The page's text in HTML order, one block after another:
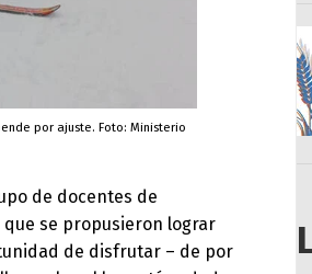
por ajuste. Foto: Ministerio
de docentes de
que se propusieron lograr
de disfrutar – de por